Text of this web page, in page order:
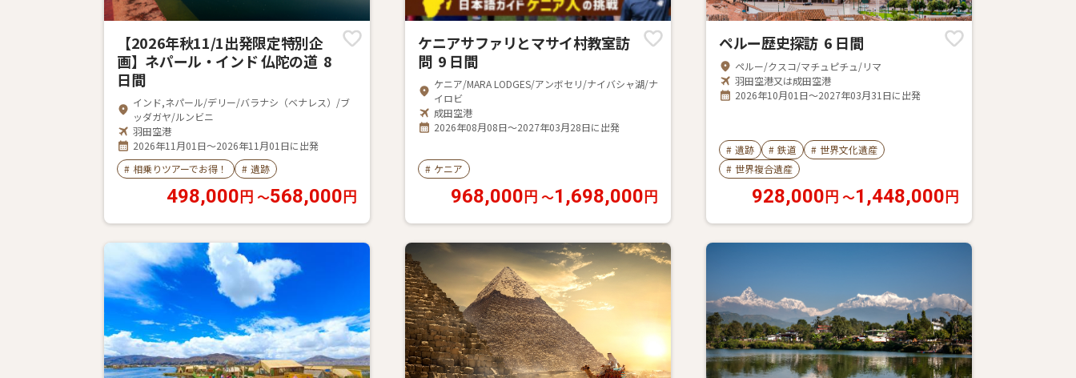
【2026年秋11/1出発限定特別企
画】ネパール・インド 仏陀の道 8
日間
インド,ネパール/デリー/バラナシ（ベナレス）/ブ
ッダガヤ/ルンビニ
羽田空港
2026年11月01日～2026年11月01日に出発
# 相乗りツアーでお得！ # 遺跡
498,000 円 〜568,000 円
ケニアサファリとマサイ村教室訪
問 9 日間
ケニア/MARA LODGES/アンボセリ/ナイバシャ湖/ナ
イロビ
成田空港
2026年08月08日～2027年03月28日に出発
# ケニア
968,000 円 〜1,698,000 円
ペルー歴史探訪 6 日間
ペルー/クスコ/マチュピチュ/リマ
羽田空港又は成田空港
2026年10月01日～2027年03月31日に出発
# 遺跡 # 鉄道 # 世界文化遺産
# 世界複合遺産
928,000 円 〜1,448,000 円